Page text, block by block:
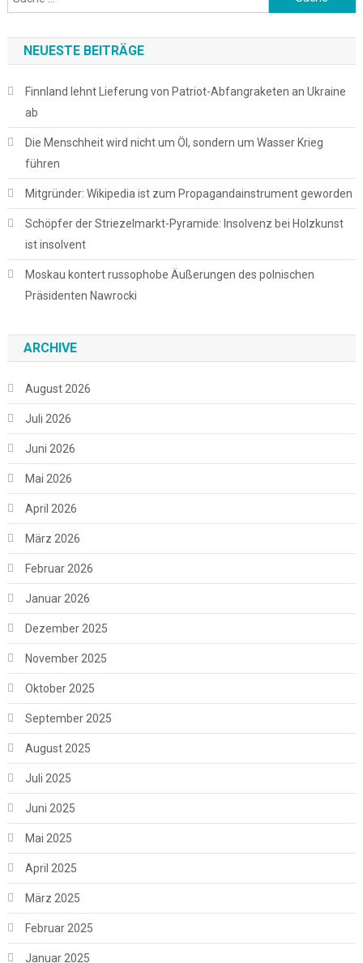
nach:
NEUESTE BEITRÄGE
Finnland lehnt Lieferung von Patriot-Abfangraketen an Ukraine
ab
Die Menschheit wird nicht um Öl, sondern um Wasser Krieg
führen
Mitgründer: Wikipedia ist zum Propagandainstrument geworden
Schöpfer der Striezelmarkt-Pyramide: Insolvenz bei Holzkunst
ist insolvent
Moskau kontert russophobe Äußerungen des polnischen
Präsidenten Nawrocki
ARCHIVE
August 2026
Juli 2026
Juni 2026
Mai 2026
April 2026
März 2026
Februar 2026
Januar 2026
Dezember 2025
November 2025
Oktober 2025
September 2025
August 2025
Juli 2025
Juni 2025
Mai 2025
April 2025
März 2025
Februar 2025
Januar 2025